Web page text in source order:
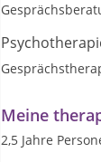
Meine
2,5 Jahre